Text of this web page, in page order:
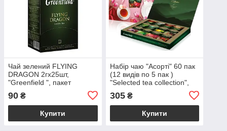
Чай зелений FLYING
DRAGON 2гх25шт,
"Greenfield ", пакет
90 ₴
Купити
Набір чаю "Асорті" 60 пак
(12 видів по 5 пак )
"Selected tea collection",
305₴
Купити